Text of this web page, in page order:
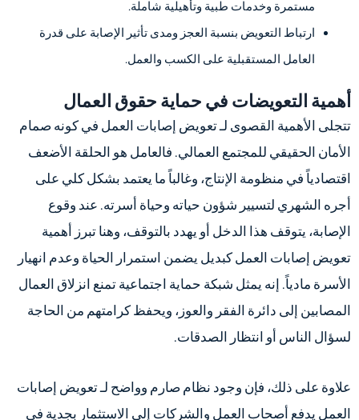
مستمرة وخدمات طبية وتأهيلية شاملة.
ارتباط التعويض بنسبة العجز ومدى تأثير الإصابة على قدرة
العامل المستقبلية على الكسب والعمل.
أهمية التعويضات في حماية حقوق العمال
تتجلى الأهمية القصوى لـ تعويض إصابات العمل في كونه صمام
الأمان الحقيقي للمجتمع العمالي. فالعامل هو الحلقة الأضعف
اقتصادياً في منظومة الإنتاج، وغالباً ما يعتمد بشكل كلي على
أجره الشهري لتسيير شؤون حياته وحياة أسرته. عند وقوع
الإصابة، يتوقف هذا الدخل أو يهدد بالتوقف، وهنا تبرز أهمية
تعويض إصابات العمل كبديل يضمن استمرار الحياة وعدم انهيار
الأسرة مادياً. إنه يمثل شبكة حماية اجتماعية تمنع انزلاق العمال
المصابين إلى دائرة الفقر والعوز، ويحفظ كرامتهم من الحاجة
لسؤال الناس أو انتظار الصدقات.
علاوة على ذلك، فإن وجود نظام صارم وواضح لـ تعويض إصابات
العمل يدفع أصحاب العمل والشركات إلى الاستثمار بجدية في